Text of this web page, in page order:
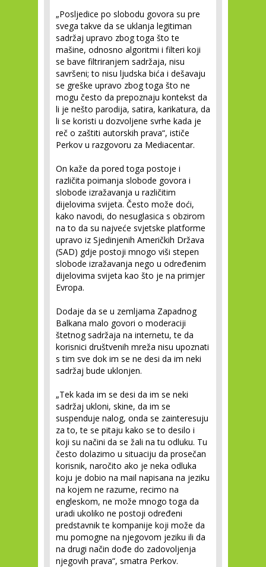
„Posljedice po slobodu govora su pre
svega takve da se uklanja legitiman
sadržaj upravo zbog toga što te
mašine, odnosno algoritmi i filteri koji
se bave filtriranjem sadržaja, nisu
savršeni; to nisu ljudska bića i dešavaju
se greške upravo zbog toga što ne
mogu često da prepoznaju kontekst da
li je nešto parodija, satira, karikatura, da
li se koristi u dozvoljene svrhe kada je
reč o zaštiti autorskih prava“, ističe
Perkov u razgovoru za Mediacentar.
On kaže da pored toga postoje i
različita poimanja slobode govora i
slobode izražavanja u različitim
dijelovima svijeta. Često može doći,
kako navodi, do nesuglasica s obzirom
na to da su najveće svjetske platforme
upravo iz Sjedinjenih Američkih Država
(SAD) gdje postoji mnogo viši stepen
slobode izražavanja nego u određenim
dijelovima svijeta kao što je na primjer
Evropa.
Dodaje da se u zemljama Zapadnog
Balkana malo govori o moderaciji
štetnog sadržaja na internetu, te da
korisnici društvenih mreža nisu upoznati
s tim sve dok im se ne desi da im neki
sadržaj bude uklonjen.
„Tek kada im se desi da im se neki
sadržaj ukloni, skine, da im se
suspenduje nalog, onda se zainteresuju
za to, te se pitaju kako se to desilo i
koji su načini da se žali na tu odluku. Tu
često dolazimo u situaciju da prosečan
korisnik, naročito ako je neka odluka
koju je dobio na mail napisana na jeziku
na kojem ne razume, recimo na
engleskom, ne može mnogo toga da
uradi ukoliko ne postoji određeni
predstavnik te kompanije koji može da
mu pomogne na njegovom jeziku ili da
na drugi način dođe do zadovoljenja
njegovih prava“, smatra Perkov.